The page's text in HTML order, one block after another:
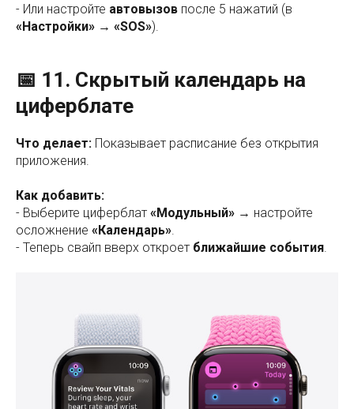
- Или настройте автовызов после 5 нажатий (в
«Настройки» → «SOS»).
📅 11. Скрытый календарь на
циферблате
Что делает: Показывает расписание без открытия
приложения.
Как добавить:
- Выберите циферблат «Модульный» → настройте
осложнение «Календарь».
- Теперь свайп вверх откроет ближайшие события.